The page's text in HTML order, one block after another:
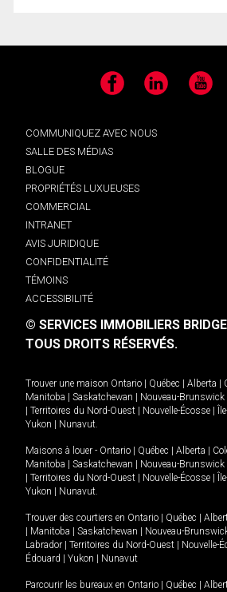
Facebook LinkedIn YouTube
COMMUNIQUEZ AVEC NOUS
SALLE DES MÉDIAS
BLOGUE
PROPRIÉTÉS LUXUEUSES
COMMERCIAL
INTRANET
AVIS JURIDIQUE
CONFIDENTIALITÉ
TÉMOINS
ACCESSIBILITÉ
© SERVICES IMMOBILIERS
TOUS DROITS RÉSERVÉS.
Trouver une maison Ontario Québec Alberta
Manitoba
Saskatchewan Nouveau-Brunswick
Territoires du Nord-Ouest Nouvelle-Écosse
Yukon
Nunavut.
Maisons à louer - Ontario Québec Alberta
Manitoba
Saskatchewan Nouveau-Brunswick
Territoires du Nord-Ouest Nouvelle-Écosse
Yukon
Nunavut.
Trouver des courtiers en Ontario Québec
Manitoba Saskatchewan Nouveau-
Labrador
Territoires du Nord-Ouest Nouvelle-
Édouard
Yukon Nunavut
Parcourir les bureaux en Ontario Québec